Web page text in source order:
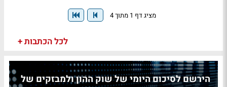
מציג דף 1 מתוך 4
לכל הכתבות +
הירשם לסיכום היומי של שוק ההון ולמבזקים של